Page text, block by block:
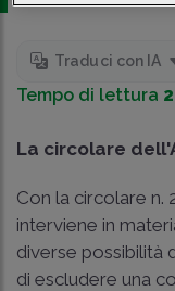
Traduci con IA
Tempo di lettura
La circolare
Con la circolare n.
interviene in
diverse possibilità
di escludere una